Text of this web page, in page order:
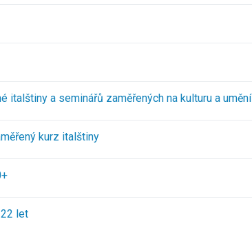
italštiny a seminářů zaměřených na kulturu a umění
kurz italštiny
let